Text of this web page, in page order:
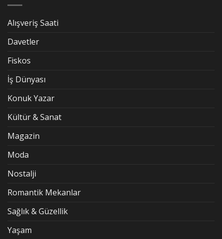
Alışveriş Saati
Davetler
Fiskos
İş Dünyası
Konuk Yazar
Kültür & Sanat
Magazin
Moda
Nostalji
Romantik Mekanlar
Sağlık & Güzellik
Yaşam